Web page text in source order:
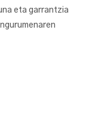
eta garrantzia